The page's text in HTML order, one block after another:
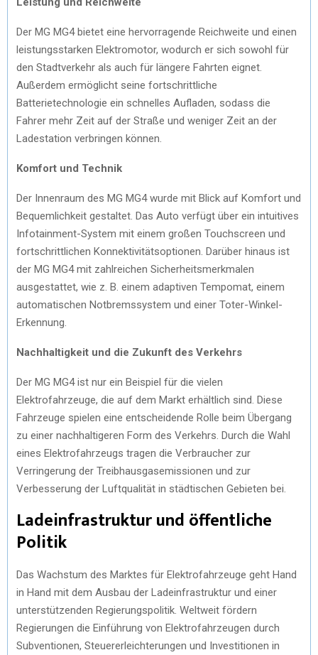
Der MG MG4 bietet eine hervorragende Reichweite und einen
leistungsstarken Elektromotor, wodurch er sich sowohl für
den Stadtverkehr als auch für längere Fahrten eignet.
Außerdem ermöglicht seine fortschrittliche
Batterietechnologie ein schnelles Aufladen, sodass die
Fahrer mehr Zeit auf der Straße und weniger Zeit an der
Ladestation verbringen können.
Komfort und Technik
Der Innenraum des MG MG4 wurde mit Blick auf Komfort und
Bequemlichkeit gestaltet. Das Auto verfügt über ein intuitives
Infotainment-System mit einem großen Touchscreen und
fortschrittlichen Konnektivitätsoptionen. Darüber hinaus ist
der MG MG4 mit zahlreichen Sicherheitsmerkmalen
ausgestattet, wie z. B. einem adaptiven Tempomat, einem
automatischen Notbremssystem und einer Toter-Winkel-
Erkennung.
Nachhaltigkeit und die Zukunft des Verkehrs
Der MG MG4 ist nur ein Beispiel für die vielen
Elektrofahrzeuge, die auf dem Markt erhältlich sind. Diese
Fahrzeuge spielen eine entscheidende Rolle beim Übergang
zu einer nachhaltigeren Form des Verkehrs. Durch die Wahl
eines Elektrofahrzeugs tragen die Verbraucher zur
Verringerung der Treibhausgasemissionen und zur
Verbesserung der Luftqualität in städtischen Gebieten bei.
Ladeinfrastruktur und öffentliche
Politik
Das Wachstum des Marktes für Elektrofahrzeuge geht Hand
in Hand mit dem Ausbau der Ladeinfrastruktur und einer
unterstützenden Regierungspolitik. Weltweit fördern
Regierungen die Einführung von Elektrofahrzeugen durch
Subventionen, Steuererleichterungen und Investitionen in